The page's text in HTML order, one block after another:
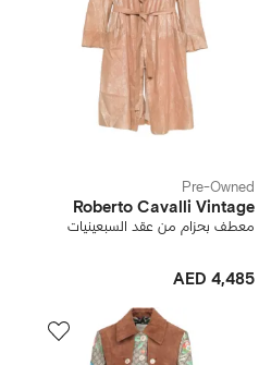
Pre-Owned
Roberto Cavalli Vintage
معطف بحزام من عقد السبعينيات
AED 4,485